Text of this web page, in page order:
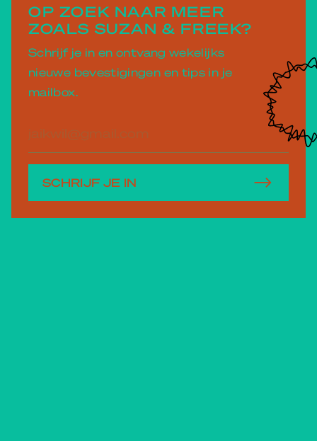
OP ZOEK NAAR MEER
ZOALS SUZAN & FREEK?
Schrijf je in en ontvang wekelijks
nieuwe bevestigingen en tips in je
mailbox.
mailadres
SCHRIJF JE IN